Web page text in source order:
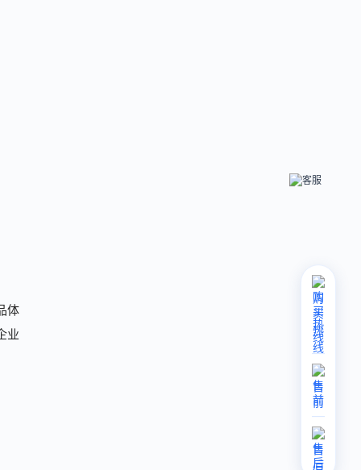
体
业
购
买
热
线
售
前
售
后